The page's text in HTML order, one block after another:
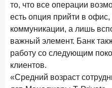
то, что все операции
есть опция прийти в
коммуникации, а лишь
важный элемент. Банк
работу со следующим
клиентов.
«Средний возраст